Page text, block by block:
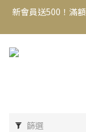
新會員送500！滿
結帳頁
新會員送500！滿
篩選